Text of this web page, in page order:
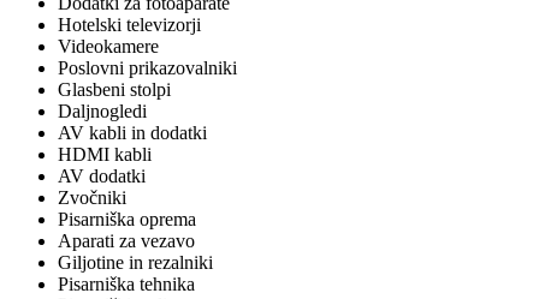
Hotelski televizorji
Videokamere
Poslovni prikazovalniki
Glasbeni stolpi
Daljnogledi
AV kabli in dodatki
HDMI kabli
AV dodatki
Zvočniki
Pisarniška oprema
Aparati za vezavo
Giljotine in rezalniki
Pisarniška tehnika